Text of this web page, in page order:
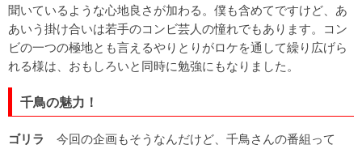
聞いているような心地良さが加わる。僕も含めてですけど、あ
あいう掛け合いは若手のコンビ芸人の憧れでもあります。コン
ビの一つの極地とも言えるやりとりがロケを通して繰り広げら
れる様は、おもしろいと同時に勉強にもなりました。
千鳥の魅力！
ゴリラ
今回の企画もそうなんだけど、千鳥さんの番組って